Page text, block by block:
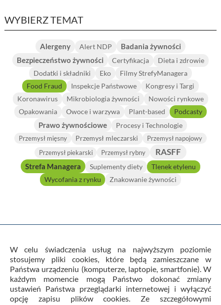
WYBIERZ TEMAT
Alergeny Alert NDP
Badania żywności
Bezpieczeństwo żywności
Certyfikacja
Dieta i zdrowie
Dodatki i składniki
Eko
Filmy StrefyManagera
Food Fraud
Inspekcje Państwowe
Kongresy i Targi
Koronawirus
Mikrobiologia żywności
Nowości rynkowe
Opakowania
Owoce i warzywa Plant-based Podcasty
Prawo żywnościowe Procesy i Technologie
Przemysł mięsny Przemysł mleczarski
Przemysł napojowy
Przemysł piekarski
Przemysł rybny RASFF
Strefa Managera Suplementy diety
Tlenek etylenu
Wycofania z rynku
Znakowanie żywności
Warunki Ogólne Usług i Regulamin
Polityka prywatności
Kontakt
Cookies
Newsletter
Horizon Scanning
W celu świadczenia usług na najwyższym poziomie
stosujemy pliki cookies, które będą zamieszczane w
Państwa urządzeniu (komputerze, laptopie, smartfonie). W
każdym momencie mogą Państwo dokonać zmiany
ustawień Państwa przeglądarki internetowej i wyłączyć
opcję zapisu plików cookies. Ze szczegółowymi